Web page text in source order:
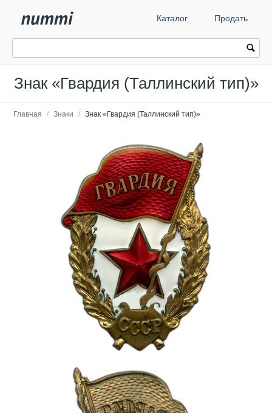
Каталог Продать
Знак «Гвардия (Таллинский тип)»
Главная / Знаки / Знак «Гвардия (Таллинский тип)»